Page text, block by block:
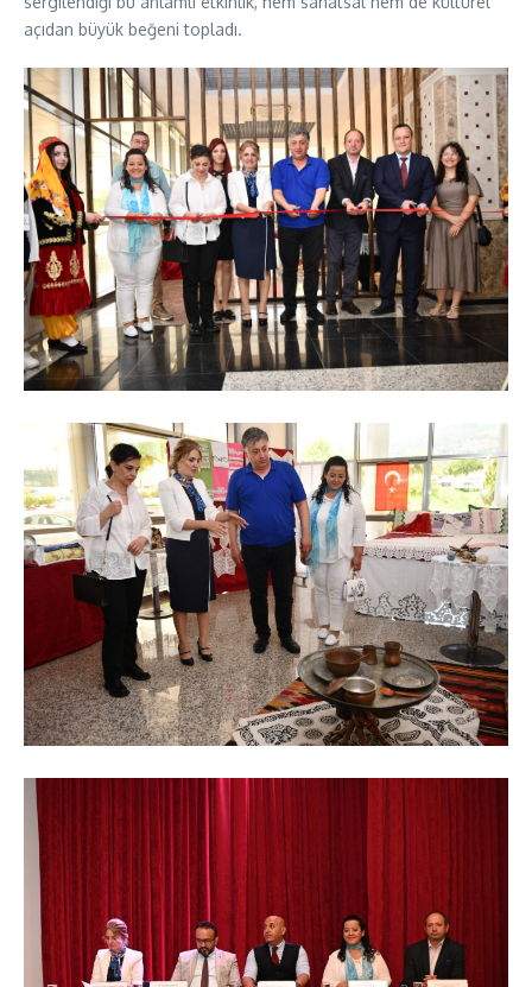
açıdan büyük beğeni topladı.